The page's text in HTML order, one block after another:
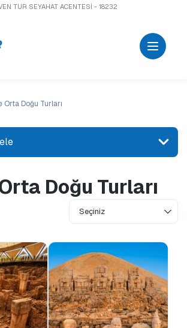
TUR SEYAHAT ACENTESİ - 18232
Orta Doğu Turları
arayın
Keşfet
Doğu Turları